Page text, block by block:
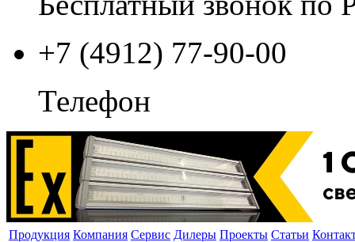
+7 (4912) 77-90-00
Телефон
Продукция Компания Сервис Дилеры Проекты Статьи